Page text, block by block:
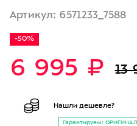
Артикул: 6571233_7588
-50%
6 995 ₽ 13
Нашли дешевле?
Гарантируем: ОРИГИНАЛ